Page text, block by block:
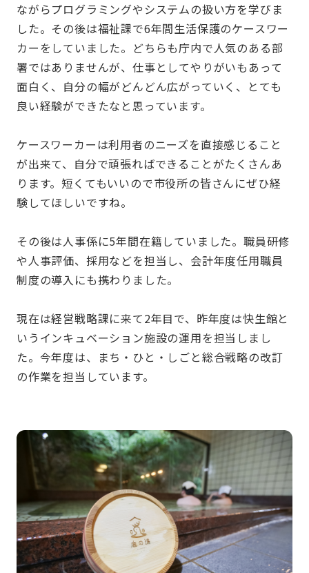
ながらプログラミングやシステムの扱い方を学びま
した。その後は福祉課で6年間生活保護のケースワー
カーをしていました。どちらも庁内で人気のある部
署ではありませんが、仕事としてやりがいもあって
面白く、自分の幅がどんどん広がっていく、とても
良い経験ができたなと思っています。
ケースワーカーは利用者のニーズを直接感じること
が出来て、自分で頑張ればできることがたくさんあ
ります。短くてもいいので市役所の皆さんにぜひ経
験してほしいですね。
その後は人事係に5年間在籍していました。職員研修
や人事評価、採用などを担当し、会計年度任用職員
制度の導入にも携わりました。
現在は経営戦略課に来て2年目で、昨年度は快生館と
いうインキュベーション施設の運用を担当しまし
た。今年度は、まち・ひと・しごと総合戦略の改訂
の作業を担当しています。